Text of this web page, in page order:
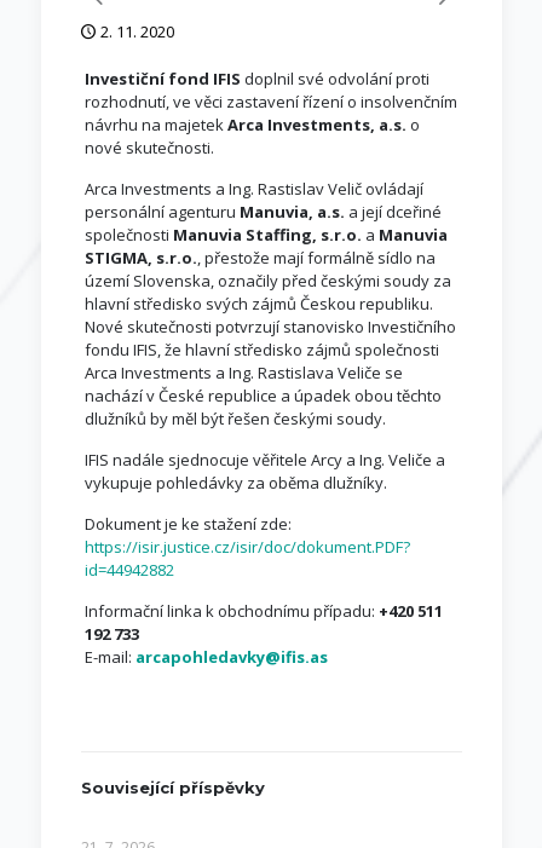
2. 11. 2020
Investiční fond IFIS doplnil své odvolání proti
rozhodnutí, ve věci zastavení řízení o insolvenčním
návrhu na majetekArca Investments, a.s. o
nové skutečnosti.
Arca Investments a Ing. Rastislav Velič ovládají
personální agenturu Manuvia, a.s. a její dceřiné
společnosti Manuvia Staffing, s.r.o. a Manuvia
STIGMA, s.r.o., přestože mají formálně sídlo na
území Slovenska, označily před českými soudy za
hlavní středisko svých zájmů Českou republiku.
Nové skutečnosti potvrzují stanovisko Investičního
fondu IFIS, že hlavní středisko zájmů společnosti
Arca Investments a Ing. Rastislava Veliče se
nachází v České republice a úpadek obou těchto
dlužníků by měl být řešen českými soudy.
IFIS nadále sjednocuje věřitele Arcy a Ing. Veliče a
vykupuje pohledávky za oběma dlužníky.
Dokument je ke stažení zde:
https://isir.justice.cz/isir/doc/dokument.PDF?
id=44942882
Informační linka k obchodnímu případu: +420 511
192 733
E-mail: arcapohledavky@ifis.as
Související příspěvky